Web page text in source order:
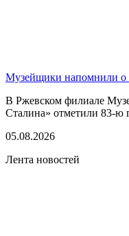
Музейщики напомнили о
В Ржевском филиале
Сталина» отметили 83-ю
05.08.2026
Лента новостей